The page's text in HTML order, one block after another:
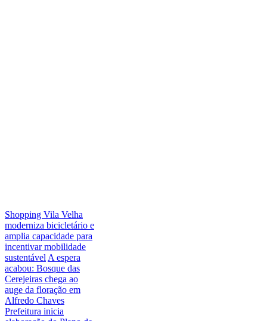
Shopping Vila Velha
moderniza bicicletário e
amplia capacidade para
incentivar mobilidade
sustentável A espera
acabou: Bosque das
Cerejeiras chega ao
auge da floração em
Alfredo Chaves
Prefeitura inicia